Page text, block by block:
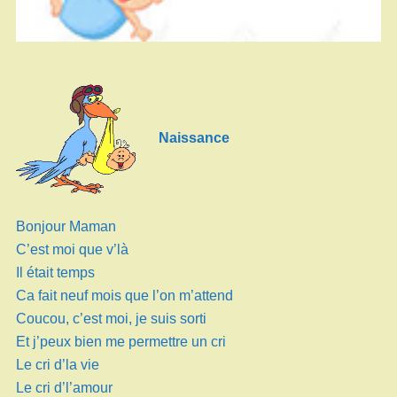
Naissance
Bonjour Maman
C’est moi que v’là
Il était temps
Ca fait neuf mois que l’on m’attend
Coucou, c’est moi, je suis sorti
Et j’peux bien me permettre un cri
Le cri d’la vie
Le cri d’l’amour